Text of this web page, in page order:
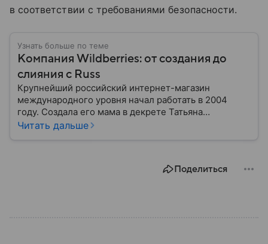
в соответствии с требованиями безопасности.
Узнать больше по теме
Компания Wildberries: от создания до
слияния с Russ
Крупнейший российский интернет-магазин
международного уровня начал работать в 2004
году. Создала его мама в декрете Татьяна
Бакальчук. Сегодня владелица Wildberries — одна
Читать дальше
Поделиться